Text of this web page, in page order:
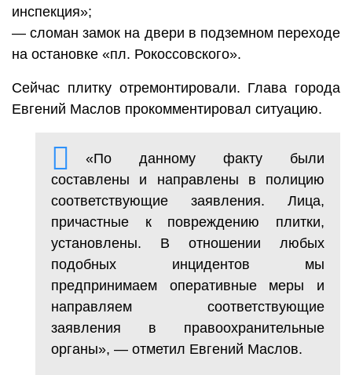
инспекция»;
— сломан замок на двери в подземном переходе
на остановке «пл. Рокоссовского».
Сейчас плитку отремонтировали. Глава города
Евгений Маслов прокомментировал ситуацию.
«По данному факту были
составлены и направлены в полицию
соответствующие заявления. Лица,
причастные к повреждению плитки,
установлены. В отношении любых
подобных инцидентов мы
предпринимаем оперативные меры и
направляем соответствующие
заявления в правоохранительные
органы», — отметил Евгений Маслов.